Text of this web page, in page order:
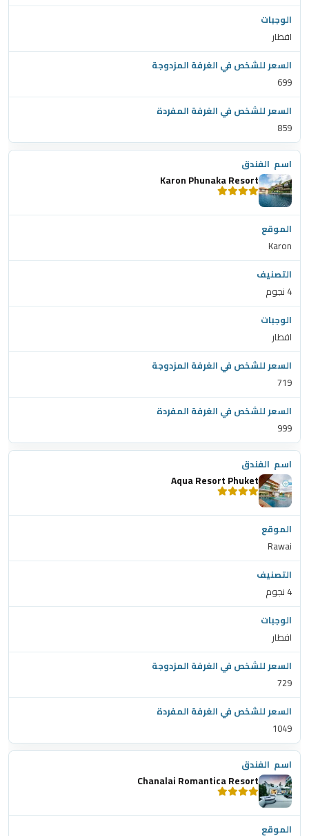
افطار
699
859
Karon Phunaka Resort
Karon
4 نجوم
افطار
719
999
Aqua Resort Phuket
Rawai
4 نجوم
افطار
729
1049
Chanalai Romantica Resort